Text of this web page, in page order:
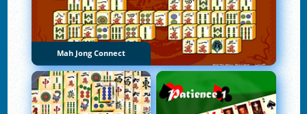
Mah Jong Connect